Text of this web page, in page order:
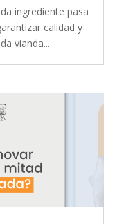
ingrediente pasa
calidad y
vianda...